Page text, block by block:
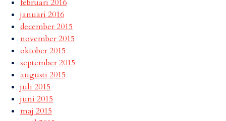
februari 2016
januari 2016
december 2015
november 2015
oktober 2015
september 2015
augusti 2015
juli 2015
juni 2015
maj 2015